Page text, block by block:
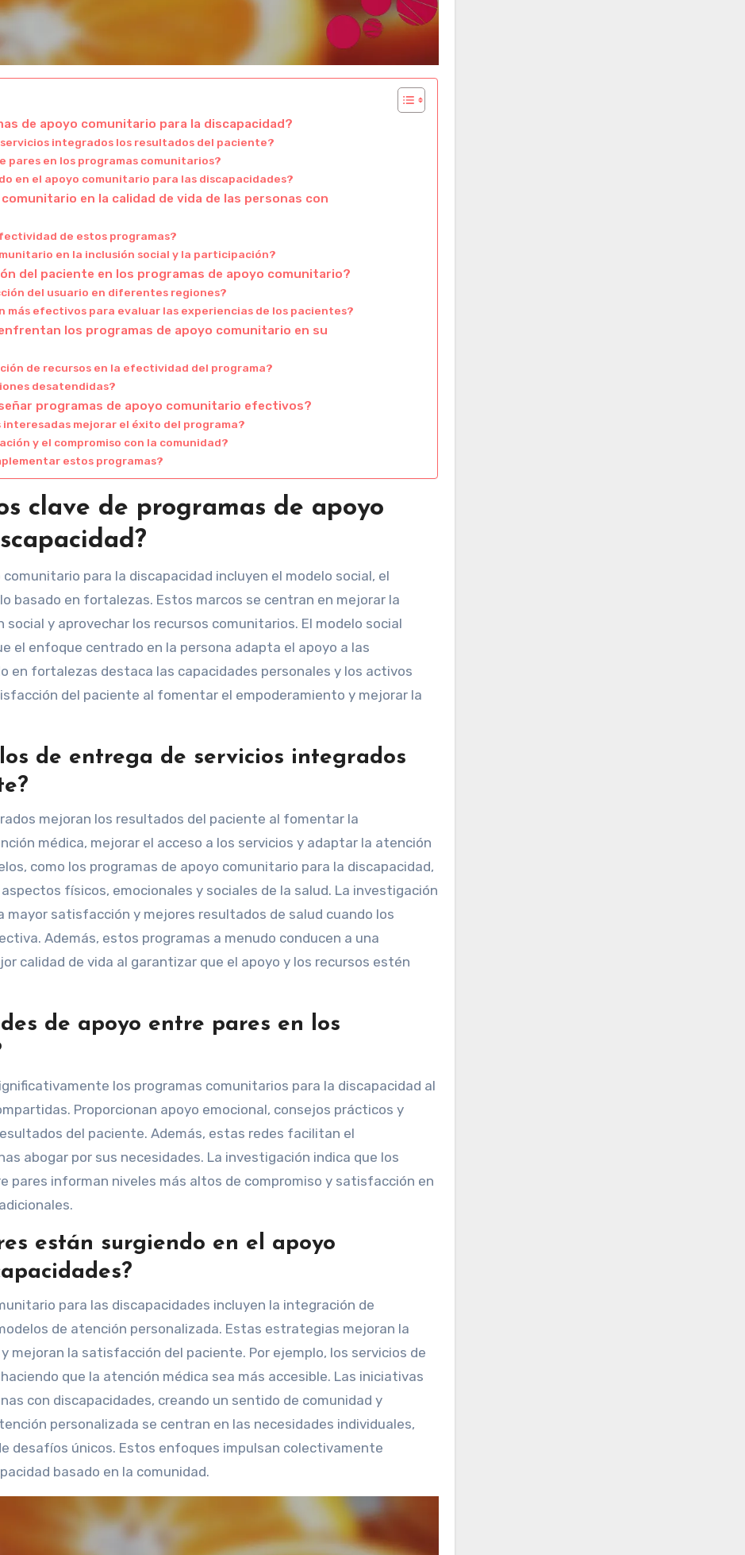
de apoyo comunitario para la discapacidad?
integrados los resultados del paciente?
pares en los programas comunitarios?
en el apoyo comunitario para las discapacidades?
en la calidad de vida de las personas con
de estos programas?
en la inclusión social y la participación?
del paciente en los programas de apoyo comunitario?
del usuario en diferentes regiones?
más efectivos para evaluar las experiencias de los pacientes?
los programas de apoyo comunitario en su
de recursos en la efectividad del programa?
desatendidas?
programas de apoyo comunitario efectivos?
mejorar el éxito del programa?
y el compromiso con la comunidad?
estos programas?
clave de programas de apoyo
para la discapacidad incluyen el modelo social, el
basado en fortalezas. Estos marcos se centran en mejorar la
y aprovechar los recursos comunitarios. El modelo social
el enfoque centrado en la persona adapta el apoyo a las
en fortalezas destaca las capacidades personales y los activos
del paciente al fomentar el empoderamiento y mejorar la
de entrega de servicios integrados
mejoran los resultados del paciente al fomentar la
médica, mejorar el acceso a los servicios y adaptar la atención
como los programas de apoyo comunitario para la discapacidad,
físicos, emocionales y sociales de la salud. La investigación
satisfacción y mejores resultados de salud cuando los
Además, estos programas a menudo conducen a una
calidad de vida al garantizar que el apoyo y los recursos estén
de apoyo entre pares en los
los programas comunitarios para la discapacidad al
Proporcionan apoyo emocional, consejos prácticos y
del paciente. Además, estas redes facilitan el
abogar por sus necesidades. La investigación indica que los
pares informan niveles más altos de compromiso y satisfacción en
están surgiendo en el apoyo
para las discapacidades incluyen la integración de
de atención personalizada. Estas estrategias mejoran la
mejoran la satisfacción del paciente. Por ejemplo, los servicios de
que la atención médica sea más accesible. Las iniciativas
con discapacidades, creando un sentido de comunidad y
personalizada se centran en las necesidades individuales,
desafíos únicos. Estos enfoques impulsan colectivamente
basado en la comunidad.